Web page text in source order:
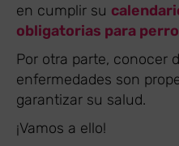
en cumplir su
obligatorias para
Por otra parte, conocer
enfermedades son
garantizar su salud.
¡Vamos a ello!